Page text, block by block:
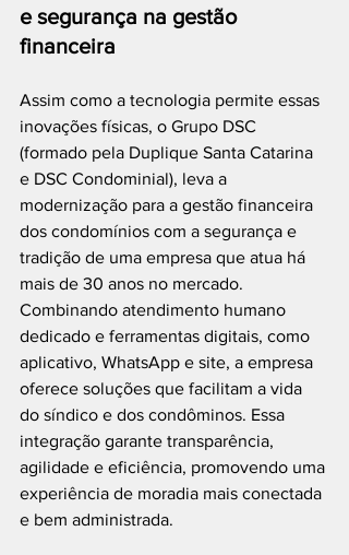
e segurança na gestão
financeira
Assim como a tecnologia permite essas
inovações físicas, o Grupo DSC
(formado pela Duplique Santa Catarina
e DSC Condominial), leva a
modernização para a gestão financeira
dos condomínios com a segurança e
tradição de uma empresa que atua há
mais de 30 anos no mercado.
Combinando atendimento humano
dedicado e ferramentas digitais, como
aplicativo, WhatsApp e site, a empresa
oferece soluções que facilitam a vida
do síndico e dos condôminos. Essa
integração garante transparência,
agilidade e eficiência, promovendo uma
experiência de moradia mais conectada
e bem administrada.